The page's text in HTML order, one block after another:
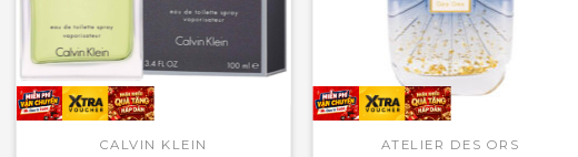
CALVIN KLEIN ATELIER DES ORS